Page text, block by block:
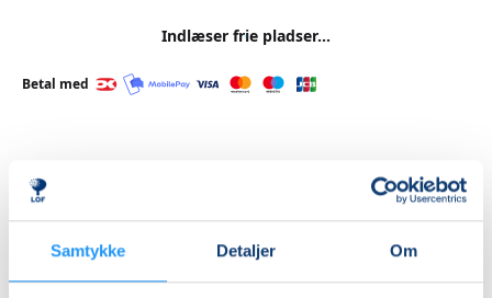
Samtykke Detaljer Om
Indlæser frie pladser...
Betal med
Priser